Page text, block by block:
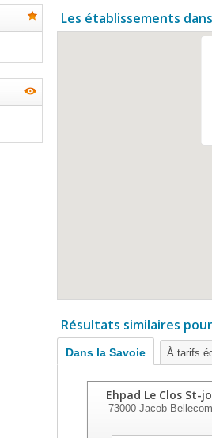
Les établissements
Résultats similaires
Dans la Savoie À tarifs
Ehpad Le Clos St-
73000 Jacob